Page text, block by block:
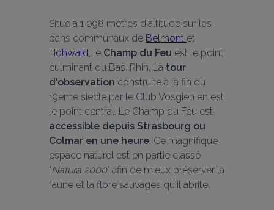
Situé à 1 098 mètres d'altitude sur les
bans communaux de Belmont
Hohwald, le Champ du Feu est le point
culminant du Bas-Rhin. La tour
d'observation construite à la fin du
19ème siècle par le Club Vosgien en est
accessible depuis Strasbourg ou
Colmar en une heure. Ce magnifique
espace naturel est en partie classé
"Natura 2000" afin de mieux préserver la
faune et la flore sauvages qu'il abrite.